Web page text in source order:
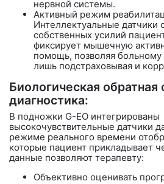
нервной системы.
Активный режим
Интеллектуальные датчики
собственных усилий
фиксирует мышечную
помощь, позволяя больному
лишь подстраховывая и
Биологическая
диагностика:
В подножки G-EO интегрированы
высокочувствительные датчики
режиме реального времени
которые пациент прикладывает
данные позволяют терапевту:
Объективно оценивать